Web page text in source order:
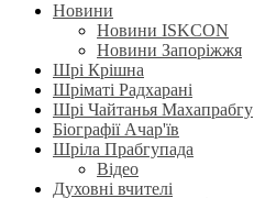
Новини
Новини ISKCON
Новини Запоріжжя
Шрі Крішна
Шріматі Радхарані
Шрі Чайтанья Махапрабгу
Біографії Ачар'їв
Шріла Прабгупада
Відео
Духовні вчителі